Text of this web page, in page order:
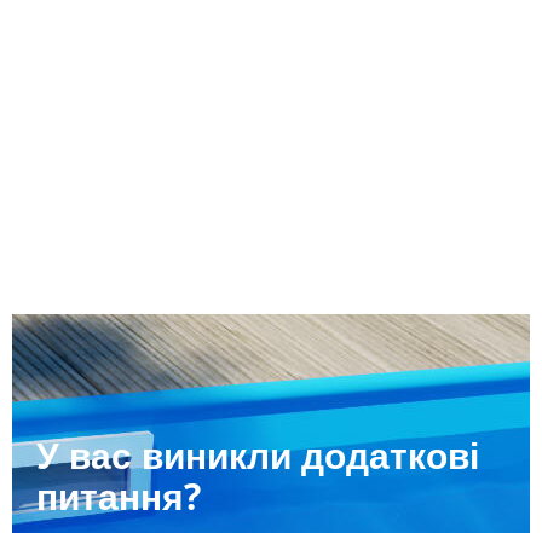
У вас виникли додаткові
питання?